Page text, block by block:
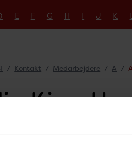
E F G H I J K
Kontakt Medarbejdere A
Kjær